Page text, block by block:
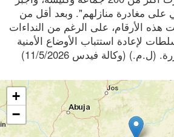
على مغادرة منازلهم". وبعد أقل من
الأرقام، على الرغم من النداءات
لإعادة استتباب الأوضاع الأمنية
(وكالة فيدس 11/5/2026)
+
−